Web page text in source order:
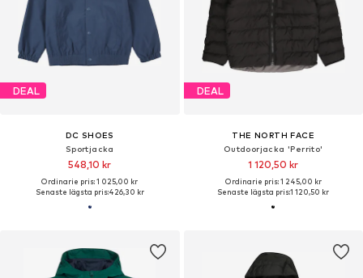
DEAL
DC SHOES
Sportjacka
548,10 kr
Ordinarie pris: 1 025,00 kr
Senaste lägsta pris:426,30 kr
DEAL
THE NORTH FACE
Outdoorjacka 'Perrito'
1 120,50 kr
Ordinarie pris: 1 245,00 kr
Senaste lägsta pris:1 120,50 kr